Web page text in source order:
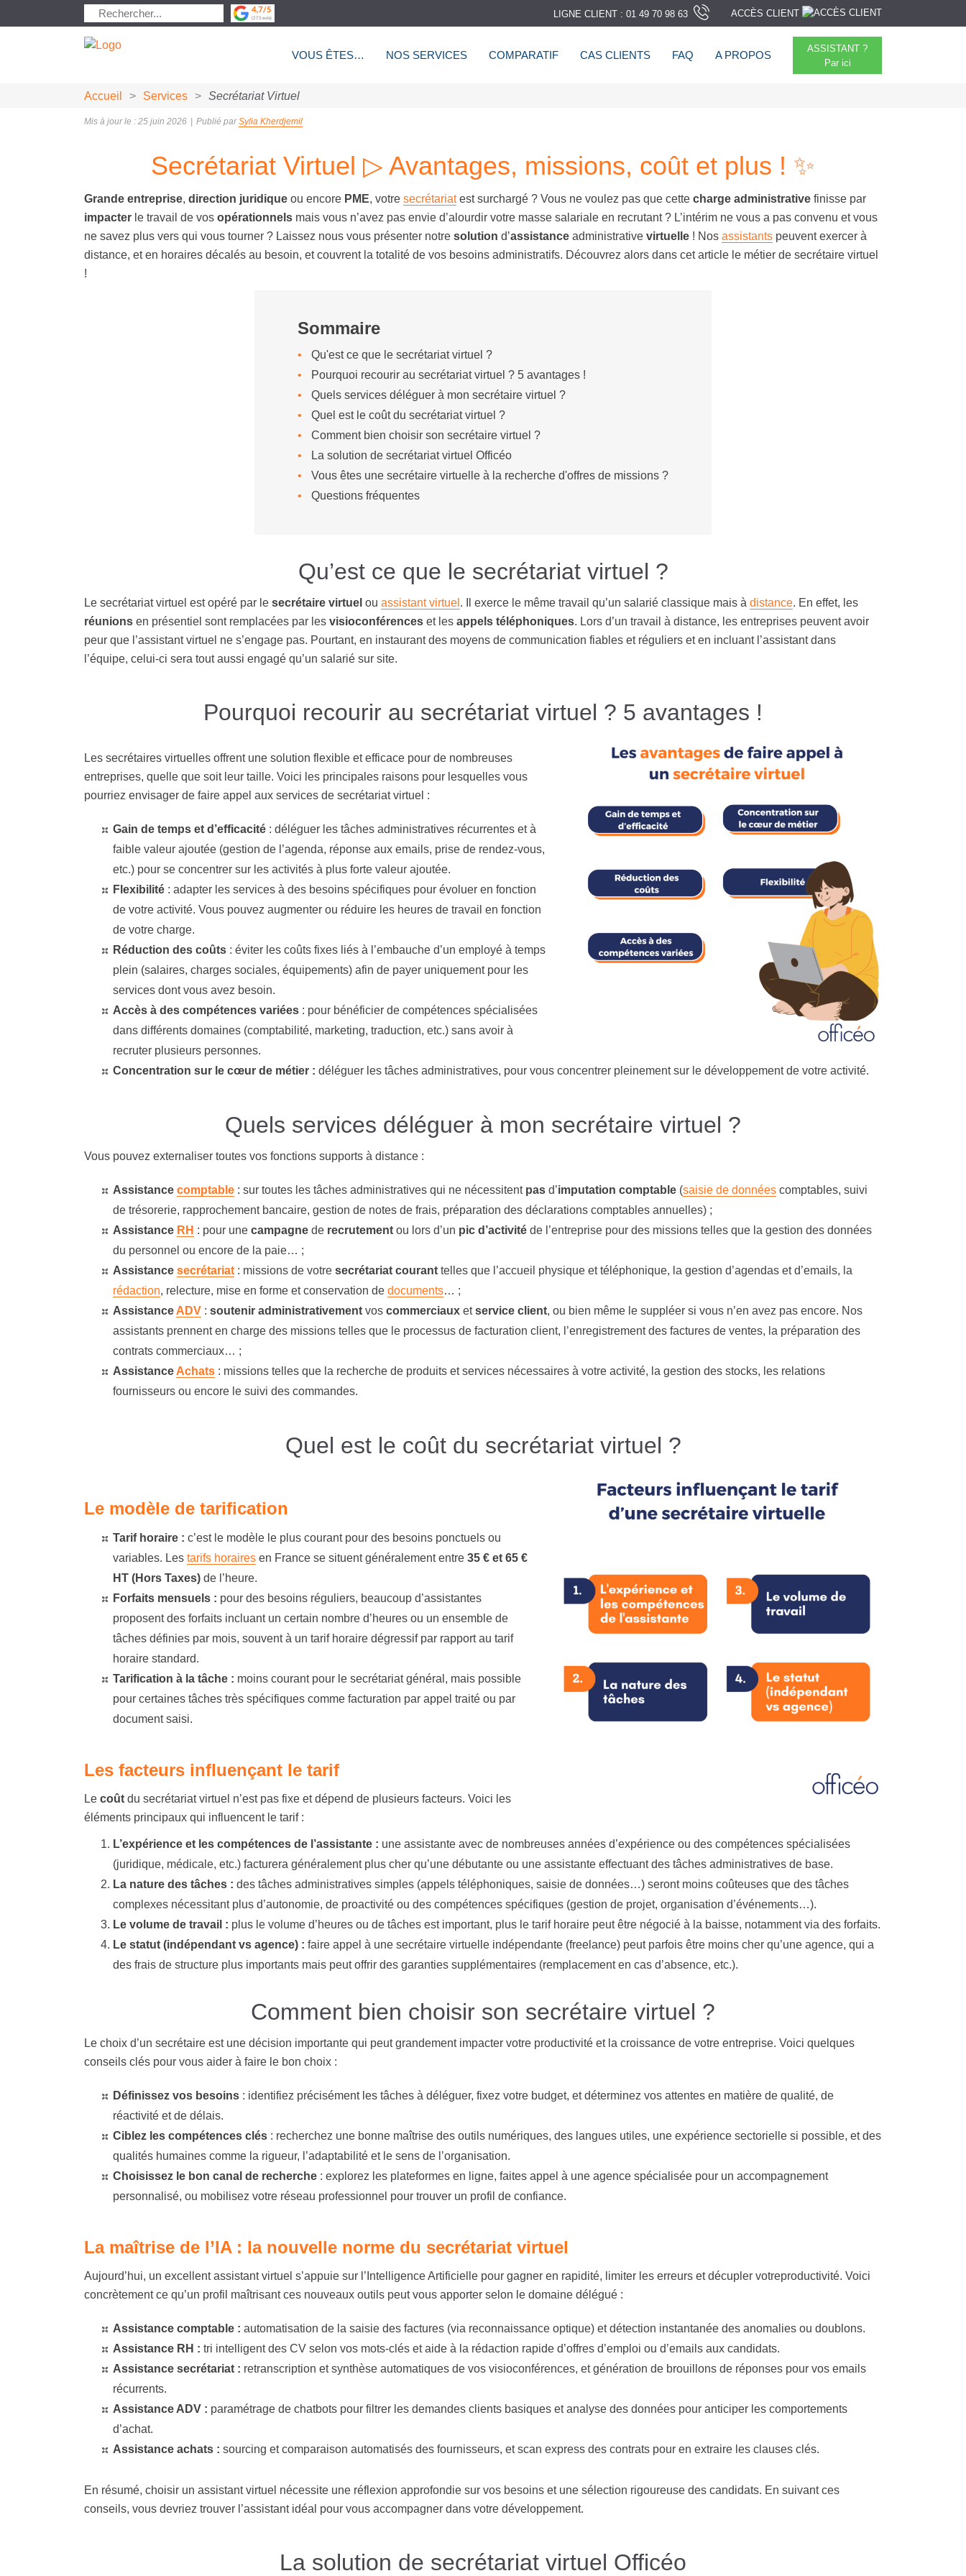
LIGNE CLIENT : 01 49 70 98 63 ACCÈS CLIENT
VOUS ÊTES… NOS SERVICES COMPARATIF CAS CLIENTS FAQ A PROPOS
ASSISTANT ?
Par ici
Accueil > Services > Secrétariat Virtuel
Mis à jour le : 25 juin 2026 Publié parSylia Kherdjemil
Secrétariat Virtuel ▷ Avantages, missions, coût et plus ! ✨
Grande entreprise, direction juridique ou encore PME, votre secrétariatest surchargé ? Vous ne voulez pas que cette charge administrative finisse par
impacter le travail de vos opérationnels mais vous n’avez pas envie d’alourdir votre masse salariale en recrutant ? L’intérim ne vous a pas convenu et vous
ne savez plus vers qui vous tourner ? Laissez nous vous présenter notre solution d’assistance administrative virtuelle ! Nos assistants peuvent exercer à
distance, et en horaires décalés au besoin, et couvrent la totalité de vos besoins administratifs. Découvrez alors dans cet article le métier de secrétaire virtuel
!
Sommaire
Qu'est ce que le secrétariat virtuel ?
Pourquoi recourir au secrétariat virtuel ? 5 avantages !
Quels services déléguer à mon secrétaire virtuel ?
Quel est le coût du secrétariat virtuel ?
Comment bien choisir son secrétaire virtuel ?
La solution de secrétariat virtuel Officéo
Vous êtes une secrétaire virtuelle à la recherche d'offres de missions ?
Questions fréquentes
Qu’est ce que le secrétariat virtuel ?
Le secrétariat virtuel est opéré par le secrétaire virtuel ou assistant virtuel . Il exerce le même travail qu’un salarié classique mais à distance. En effet, les
réunions en présentiel sont remplacées par les visioconférences et les appels téléphoniques. Lors d’un travail à distance, les entreprises peuvent avoir
peur que l’assistant virtuel ne s’engage pas. Pourtant, en instaurant des moyens de communication fiables et réguliers et en incluant l’assistant dans
l’équipe, celui-ci sera tout aussi engagé qu’un salarié sur site.
Pourquoi recourir au secrétariat virtuel ? 5 avantages !
Les secrétaires virtuelles offrent une solution flexible et efficace pour de nombreuses
entreprises, quelle que soit leur taille. Voici les principales raisons pour lesquelles vous
pourriez envisager de faire appel aux services de secrétariat virtuel :
Gain de temps et d’efficacité : déléguer les tâches administratives récurrentes et à
faible valeur ajoutée (gestion de l’agenda, réponse aux emails, prise de rendez-vous,
etc.) pour se concentrer sur les activités à plus forte valeur ajoutée.
Flexibilité : adapter les services à des besoins spécifiques pour évoluer en fonction
de votre activité. Vous pouvez augmenter ou réduire les heures de travail en fonction
de votre charge.
Réduction des coûts : éviter les coûts fixes liés à l’embauche d’un employé à temps
plein (salaires, charges sociales, équipements) afin de payer uniquement pour les
services dont vous avez besoin.
Accès à des compétences variées : pour bénéficier de compétences spécialisées
dans différents domaines (comptabilité, marketing, traduction, etc.) sans avoir à
recruter plusieurs personnes.
Concentration sur le cœur de métier : déléguer les tâches administratives, pour vous concentrer pleinement sur le développement de votre activité.
Quels services déléguer à mon secrétaire virtuel ?
Vous pouvez externaliser toutes vos fonctions supports à distance :
Assistance comptable : sur toutes les tâches administratives qui ne nécessitent pas d’imputation comptable (saisie de données comptables, suivi
de trésorerie, rapprochement bancaire, gestion de notes de frais, préparation des déclarations comptables annuelles) ;
Assistance RH : pour une campagne de recrutement ou lors d’un pic d’activité de l’entreprise pour des missions telles que la gestion des données
du personnel ou encore de la paie… ;
Assistance secrétariat : missions de votre secrétariat courant telles que l’accueil physique et téléphonique, la gestion d’agendas et d’emails, la
rédaction, relecture, mise en forme et conservation de documents… ;
Assistance ADV : soutenir administrativement vos commerciaux etservice client, ou bien même le suppléer si vous n’en avez pas encore. Nos
assistants prennent en charge des missions telles que le processus de facturation client, l’enregistrement des factures de ventes, la préparation des
contrats commerciaux… ;
Assistance Achats : missions telles que la recherche de produits et services nécessaires à votre activité, la gestion des stocks, les relations
fournisseurs ou encore le suivi des commandes.
Quel est le coût du secrétariat virtuel ?
Le modèle de tarification
Tarif horaire : c’est le modèle le plus courant pour des besoins ponctuels ou
variables. Les tarifs horaires en France se situent généralement entre 35 € et 65 €
HT (Hors Taxes) de l’heure.
Forfaits mensuels : pour des besoins réguliers, beaucoup d’assistantes
proposent des forfaits incluant un certain nombre d’heures ou un ensemble de
tâches définies par mois, souvent à un tarif horaire dégressif par rapport au tarif
horaire standard.
Tarification à la tâche : moins courant pour le secrétariat général, mais possible
pour certaines tâches très spécifiques comme facturation par appel traité ou par
document saisi.
Les facteurs influençant le tarif
Le coût du secrétariat virtuel n’est pas fixe et dépend de plusieurs facteurs. Voici les
éléments principaux qui influencent le tarif :
L’expérience et les compétences de l’assistante : une assistante avec de nombreuses années d’expérience ou des compétences spécialisées
(juridique, médicale, etc.) facturera généralement plus cher qu’une débutante ou une assistante effectuant des tâches administratives de base.
La nature des tâches : des tâches administratives simples (appels téléphoniques, saisie de données…) seront moins coûteuses que des tâches
complexes nécessitant plus d’autonomie, de proactivité ou des compétences spécifiques (gestion de projet, organisation d’événements…).
Le volume de travail : plus le volume d’heures ou de tâches est important, plus le tarif horaire peut être négocié à la baisse, notamment via des forfaits.
Le statut (indépendant vs agence) : faire appel à une secrétaire virtuelle indépendante (freelance) peut parfois être moins cher qu’une agence, qui a
des frais de structure plus importants mais peut offrir des garanties supplémentaires (remplacement en cas d’absence, etc.).
Comment bien choisir son secrétaire virtuel ?
Le choix d’un secrétaire est une décision importante qui peut grandement impacter votre productivité et la croissance de votre entreprise. Voici quelques
conseils clés pour vous aider à faire le bon choix :
Définissez vos besoins : identifiez précisément les tâches à déléguer, fixez votre budget, et déterminez vos attentes en matière de qualité, de
réactivité et de délais.
Ciblez les compétences clés : recherchez une bonne maîtrise des outils numériques, des langues utiles, une expérience sectorielle si possible, et des
qualités humaines comme la rigueur, l’adaptabilité et le sens de l’organisation.
Choisissez le bon canal de recherche : explorez les plateformes en ligne, faites appel à une agence spécialisée pour un accompagnement
personnalisé, ou mobilisez votre réseau professionnel pour trouver un profil de confiance.
La maîtrise de l’IA : la nouvelle norme du secrétariat virtuel
Aujourd’hui, un excellent assistant virtuel s’appuie sur l’Intelligence Artificielle pour gagner en rapidité, limiter les erreurs et décupler votreproductivité. Voici
concrètement ce qu’un profil maîtrisant ces nouveaux outils peut vous apporter selon le domaine délégué :
Assistance comptable : automatisation de la saisie des factures (via reconnaissance optique) et détection instantanée des anomalies ou doublons.
Assistance RH : tri intelligent des CV selon vos mots-clés et aide à la rédaction rapide d’offres d’emploi ou d’emails aux candidats.
Assistance secrétariat : retranscription et synthèse automatiques de vos visioconférences, et génération de brouillons de réponses pour vos emails
récurrents.
Assistance ADV : paramétrage de chatbots pour filtrer les demandes clients basiques et analyse des données pour anticiper les comportements
d’achat.
Assistance achats : sourcing et comparaison automatisés des fournisseurs, et scan express des contrats pour en extraire les clauses clés.
En résumé, choisir un assistant virtuel nécessite une réflexion approfondie sur vos besoins et une sélection rigoureuse des candidats. En suivant ces
conseils, vous devriez trouver l’assistant idéal pour vous accompagner dans votre développement.
La solution de secrétariat virtuel Officéo